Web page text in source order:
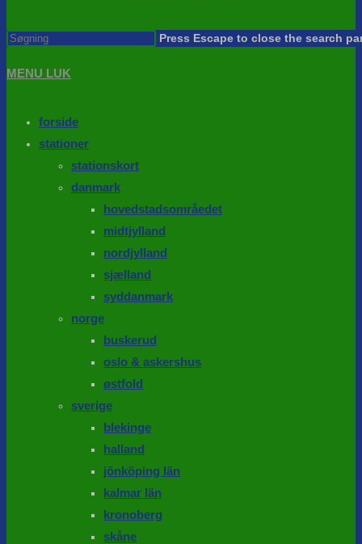
Press Escape to close the search
MENU LUK
forside
stationer
stationskort
danmark
hovedstadsområedet
midtjylland
nordjylland
sjælland
syddanmark
norge
buskerud
oslo & askershus
østfold
sverige
blekinge
halland
jönköping län
kalmar län
kronoberg
skåne